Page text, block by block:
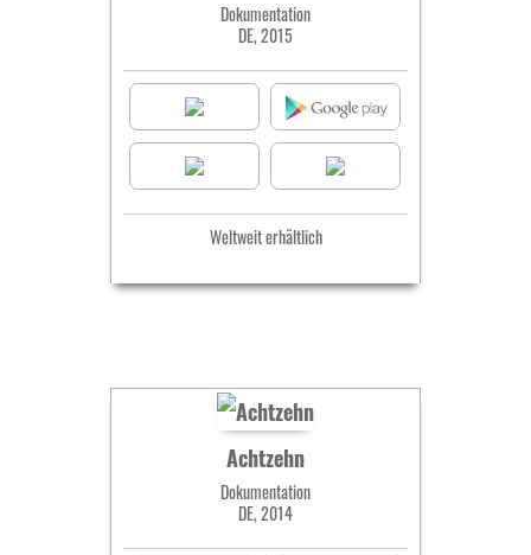
Dokumentation
DE, 2015
Weltweit erhältlich
Achtzehn
Dokumentation
DE, 2014